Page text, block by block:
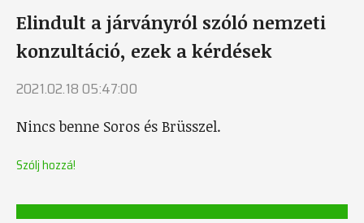
Elindult a járványról szóló nemzeti
konzultáció, ezek a kérdések
2021.02.18 05:47:00
Nincs benne Soros és Brüsszel.
Szólj hozzá!